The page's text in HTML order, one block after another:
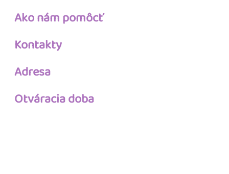
Ako nám pomôcť
Kontakty
Adresa
Otváracia doba